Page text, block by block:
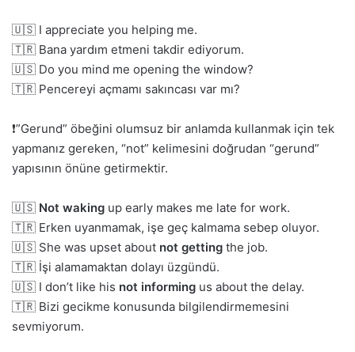
🇺🇸 I appreciate you helping me.
🇹🇷 Bana yardım etmeni takdir ediyorum.
🇺🇸 Do you mind me opening the window?
🇹🇷 Pencereyi açmamı sakıncası var mı?
❗️”Gerund” öbeğini olumsuz bir anlamda kullanmak için tek
yapmanız gereken, “not” kelimesini doğrudan “gerund”
yapısının önüne getirmektir.
🇺🇸 Not waking up early makes me late for work.
🇹🇷 Erken uyanmamak, işe geç kalmama sebep oluyor.
🇺🇸 She was upset about not getting the job.
🇹🇷 İşi alamamaktan dolayı üzgündü.
🇺🇸 I don’t like his not informing us about the delay.
🇹🇷 Bizi gecikme konusunda bilgilendirmemesini
sevmiyorum.